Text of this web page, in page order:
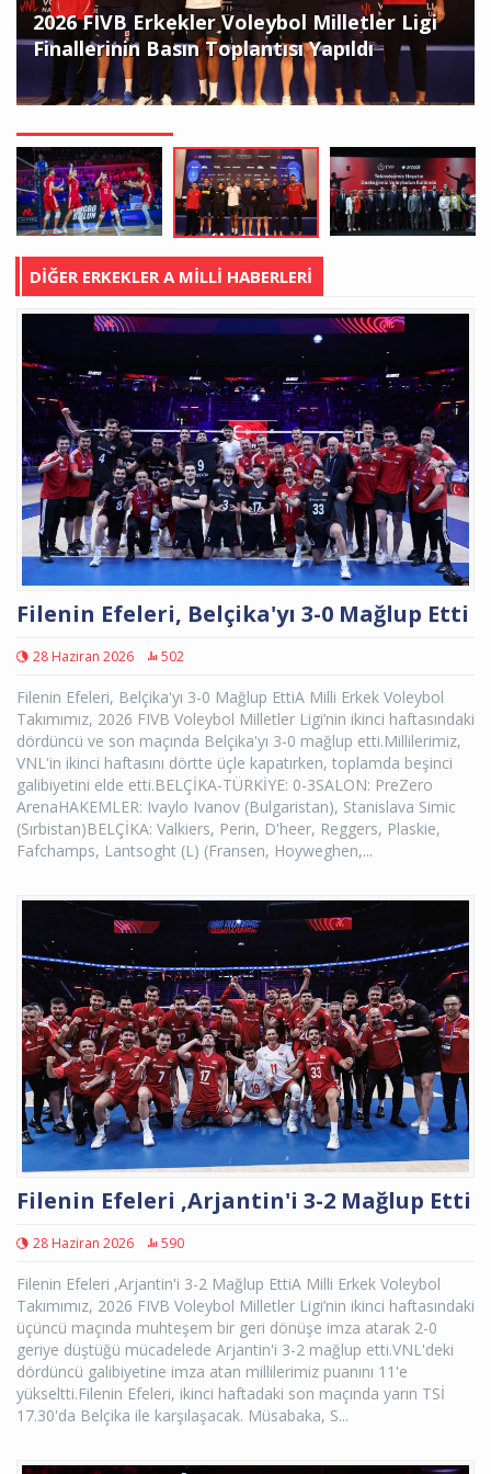
2026 FIVB Erkekler Voleybol Milletler Ligi
Finallerinin Basın Toplantısı Yapıldı
DİĞER ERKEKLER A MİLLİ HABERLERİ
Filenin Efeleri, Belçika'yı 3-0 Mağlup Etti
28 Haziran 2026 502
Filenin Efeleri, Belçika'yı 3-0 Mağlup EttiA Milli Erkek Voleybol
Takımımız, 2026 FIVB Voleybol Milletler Ligi’nin ikinci haftasındaki
dördüncü ve son maçında Belçika'yı 3-0 mağlup etti.Millilerimiz,
VNL'in ikinci haftasını dörtte üçle kapatırken, toplamda beşinci
galibiyetini elde etti.BELÇİKA-TÜRKİYE: 0-3SALON: PreZero
ArenaHAKEMLER: Ivaylo Ivanov (Bulgaristan), Stanislava Simic
(Sırbistan)BELÇİKA: Valkiers, Perin, D'heer, Reggers, Plaskie,
Fafchamps, Lantsoght (L) (Fransen, Hoyweghen,...
Filenin Efeleri ,Arjantin'i 3-2 Mağlup Etti
28 Haziran 2026 590
Filenin Efeleri ,Arjantin'i 3-2 Mağlup EttiA Milli Erkek Voleybol
Takımımız, 2026 FIVB Voleybol Milletler Ligi’nin ikinci haftasındaki
üçüncü maçında muhteşem bir geri dönüşe imza atarak 2-0
geriye düştüğü mücadelede Arjantin'i 3-2 mağlup etti.VNL'deki
dördüncü galibiyetine imza atan millilerimiz puanını 11'e
yükseltti.Filenin Efeleri, ikinci haftadaki son maçında yarın TSİ
17.30'da Belçika ile karşılaşacak. Müsabaka, S...